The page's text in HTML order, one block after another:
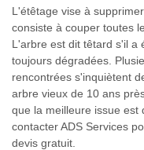
L'étêtage vise à
consiste à couper toutes
L'arbre est dit têtard s'il a
toujours dégradées.
rencontrées s'inquiètent
arbre vieux de 10 ans
que la meilleure issue est
contacter ADS Services
devis gratuit.